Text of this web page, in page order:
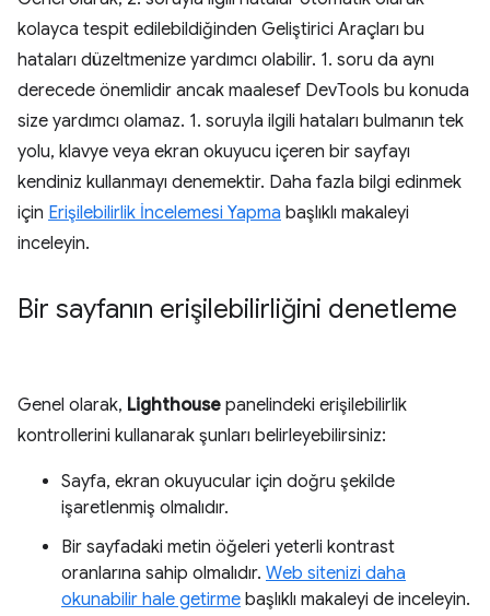
kolayca tespit edilebildiğinden Geliştirici Araçları bu
hataları düzeltmenize yardımcı olabilir. 1. soru da aynı
derecede önemlidir ancak maalesef DevTools bu konuda
size yardımcı olamaz. 1. soruyla ilgili hataları bulmanın tek
yolu, klavye veya ekran okuyucu içeren bir sayfayı
kendiniz kullanmayı denemektir. Daha fazla bilgi edinmek
için Erişilebilirlik İncelemesi Yapma başlıklı makaleyi
inceleyin.
Bir sayfanın erişilebilirliğini denetleme
Genel olarak, Lighthouse panelindeki erişilebilirlik
kontrollerini kullanarak şunları belirleyebilirsiniz:
Sayfa, ekran okuyucular için doğru şekilde
işaretlenmiş olmalıdır.
Bir sayfadaki metin öğeleri yeterli kontrast
oranlarına sahip olmalıdır. Web sitenizi daha
okunabilir hale getirme başlıklı makaleyi de inceleyin.